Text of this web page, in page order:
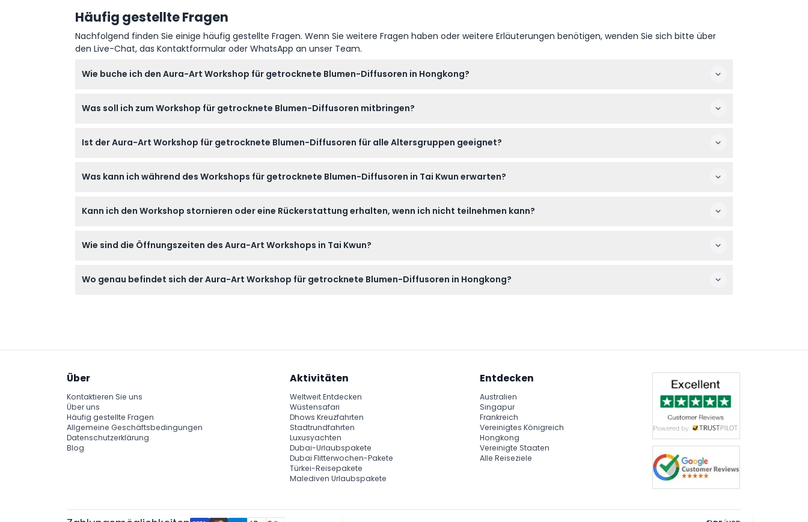
Häufig gestellte Fragen
Nachfolgend finden Sie einige häufig gestellte Fragen. Wenn Sie weitere Fragen haben oder weitere Erläuterungen benötigen, wenden Sie sich bitte über
den Live-Chat, das Kontaktformular oder WhatsApp an unser Team.
Wie buche ich den Aura-Art Workshop für getrocknete Blumen-Diffusoren in Hongkong?
gewünschte Uhrzeit auswählen.
Was soll ich zum Workshop für getrocknete Blumen-Diffusoren mitbringen?
bereitgestellt.
Ist der Aura-Art Workshop für getrocknete Blumen-Diffusoren für alle Altersgruppen geeignet?
oder Alleinbesucher macht.
Was kann ich während des Workshops für getrocknete Blumen-Diffusoren in Tai Kwun erwarten?
Ölen und kreieren einen Diffusor, der beleuchtet wird, um Ihren Raum zu erhellen.
Kann ich den Workshop stornieren oder eine Rückerstattung erhalten, wenn ich nicht teilnehmen kann?
sein.
Wie sind die Öffnungszeiten des Aura-Art Workshops in Tai Kwun?
der Buchung (Änderungen vorbehalten – bitte bei Buchung bestätigen).
Wo genau befindet sich der Aura-Art Workshop für getrocknete Blumen-Diffusoren in Hongkong?
Über
Kontaktieren Sie uns
Über uns
Häufig gestellte Fragen
Allgemeine Geschäftsbedingungen
Datenschutzerklärung
Blog
Aktivitäten
Weltweit Entdecken
Wüstensafari
Dhows Kreuzfahrten
Stadtrundfahrten
Luxusyachten
Dubai-Urlaubspakete
Dubai Flitterwochen-Pakete
Türkei-Reisepakete
Malediven Urlaubspakete
Entdecken
Australien
Singapur
Frankreich
Vereinigtes Königreich
Hongkong
Vereinigte Staaten
Alle Reiseziele